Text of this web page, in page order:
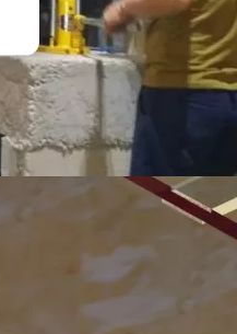
Wechat